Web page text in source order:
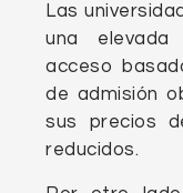
Las
una
acceso
de admisión
sus precios
reducidos.